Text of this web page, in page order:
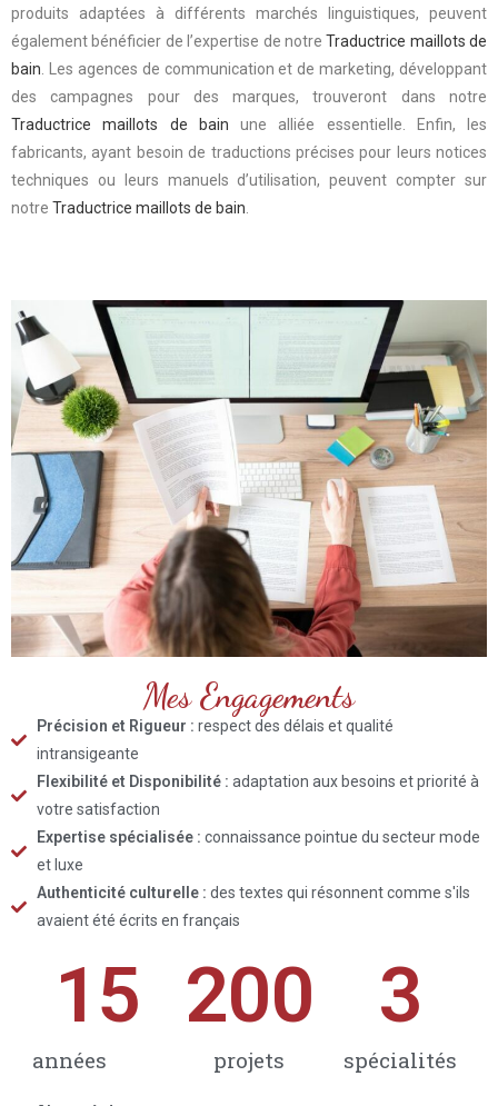
produits adaptées à différents marchés linguistiques, peuvent
également bénéficier de l’expertise de notreTraductrice maillots de
bain . Les agences de communication et de marketing, développant
des campagnes pour des marques, trouveront dans notre
Traductrice maillots de bain une alliée essentielle. Enfin, les
fabricants, ayant besoin de traductions précises pour leurs notices
techniques ou leurs manuels d’utilisation, peuvent compter sur
notre Traductrice maillots de bain
Mes Engagements
Précision et Rigueur : respect des délais et qualité
intransigeante
Flexibilité et Disponibilité : adaptation aux besoins et priorité à
votre satisfaction
Expertise spécialisée : connaissance pointue du secteur mode
et luxe
Authenticité culturelle : des textes qui résonnent comme s'ils
avaient été écrits en français
années
15
projets
200
spécialités
3